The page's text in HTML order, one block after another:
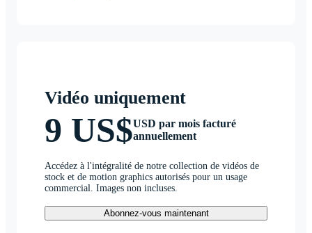
Vidéo uniquement
9 US$USD par mois facturé
annuellement
Accédez à l'intégralité de notre collection de vidéos de
stock et de motion graphics autorisés pour un usage
commercial. Images non incluses.
Abonnez-vous maintenant